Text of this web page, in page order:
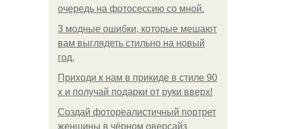
очередь на фотосессию со мной.
3 модные ошибки, которые мешают
вам выглядеть стильно на новый
год.
Приходи к нам в прикиде в стиле 90
х и получай подарки от руки вверх!
Создай фотореалистичный портрет
женщины в чёрном оверсайз